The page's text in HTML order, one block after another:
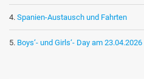
Spanien-Austausch und Fahrten
Boys‘- und Girls‘- Day am 23.04.2026